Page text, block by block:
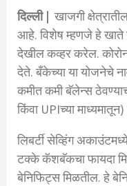
दिल्ली | खाजगी
आहे. विशेष म्हणजे हे खाते
देखील कव्हर करेल.
देते. बँकेच्या या योजनेचे
कमीत कमी बॅलेन्स
किंवा UPIच्या
लिबर्टी सेव्हिंग
टक्के कॅशबॅकचा फायदा
बेनिफिट्स मिळतील. हे